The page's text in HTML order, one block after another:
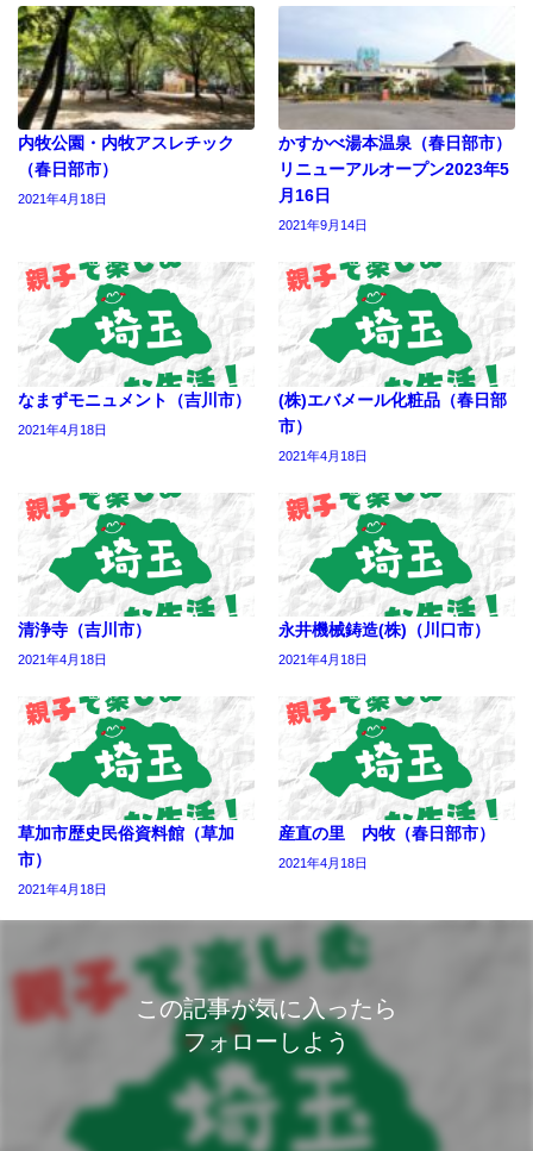
内牧公園・内牧アスレチック
（春日部市）
2021年4月18日
かすかべ湯本温泉（春日部市）
リニューアルオープン2023年5
月16日
2021年9月14日
なまずモニュメント（吉川市）
2021年4月18日
(株)エバメール化粧品（春日部
市）
2021年4月18日
清浄寺（吉川市）
2021年4月18日
永井機械鋳造(株)（川口市）
2021年4月18日
草加市歴史民俗資料館（草加
市）
2021年4月18日
産直の里 内牧（春日部市）
2021年4月18日
この記事が気に入ったら
フォローしよう